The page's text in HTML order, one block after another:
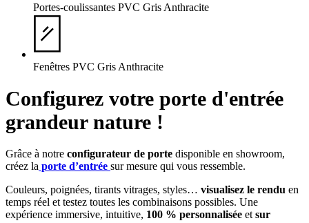
Portes-coulissantes PVC Gris Anthracite
Fenêtres PVC Gris Anthracite
Configurez votre porte d'entrée
grandeur nature !
Grâce à notre configurateur de porte disponible en showroom,
créez la porte d’entrée sur mesure qui vous ressemble.
Couleurs, poignées, tirants vitrages, styles… visualisez le rendu en
temps réel et testez toutes les combinaisons possibles. Une
expérience immersive, intuitive, 100 % personnalisée et sur